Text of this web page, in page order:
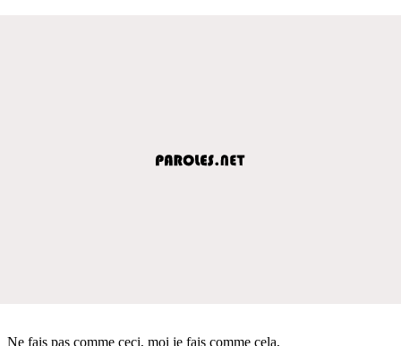
Ne fais pas comme ceci, moi je fais comme cela,